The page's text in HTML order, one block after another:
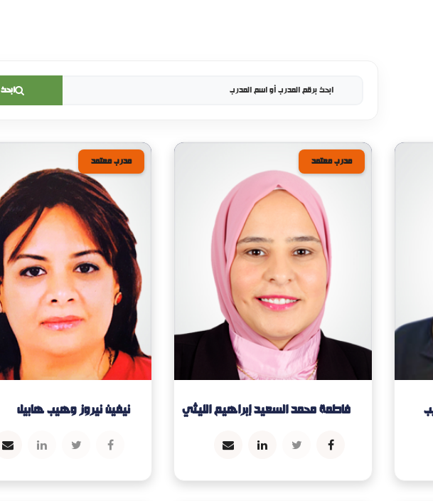
ابحث
مدرب معتمد
فاطمة محمد السعيد إبراهيم الليثي
مدرب معتمد
نيفين نيروز وهيب هابيل